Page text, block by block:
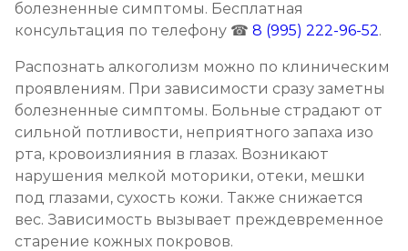
Кодирование дисульфирамом
от 3 500 ₽ Записаться
Кодирование Аквилонгом
Кодирование Алгоминалом
от 3 500 ₽ Записаться
болезненные симптомы. Бесплатная
консультация по телефону ☎ 8 (995) 222-96-52.
Распознать алкоголизм можно по клиническим
проявлениям. При зависимости сразу заметны
болезненные симптомы. Больные страдают от
сильной потливости, неприятного запаха изо
рта, кровоизлияния в глазах. Возникают
нарушения мелкой моторики, отеки, мешки
под глазами, сухость кожи. Также снижается
вес. Зависимость вызывает преждевременное
старение кожных покровов.